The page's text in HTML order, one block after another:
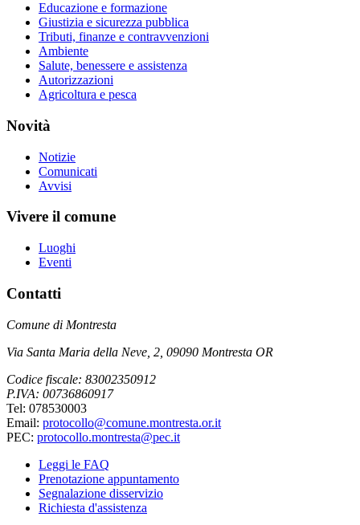
Educazione e formazione
Giustizia e sicurezza pubblica
Tributi, finanze e contravvenzioni
Ambiente
Salute, benessere e assistenza
Autorizzazioni
Agricoltura e pesca
Novità
Notizie
Comunicati
Avvisi
Vivere il comune
Luoghi
Eventi
Contatti
Comune di Montresta
Via Santa Maria della Neve, 2, 09090 Montresta OR
Codice fiscale: 83002350912
P.IVA: 00736860917
Tel: 078530003
Email: protocollo@comune.montresta.or.it
PEC: protocollo.montresta@pec.it
Leggi le FAQ
Prenotazione appuntamento
Segnalazione disservizio
Richiesta d'assistenza